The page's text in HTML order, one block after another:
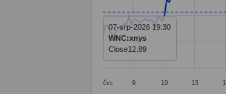
The chart has 1 Y axis
čvc 9 10 13
07-srp-2026 19:30
WNC:xnys
Close12,89